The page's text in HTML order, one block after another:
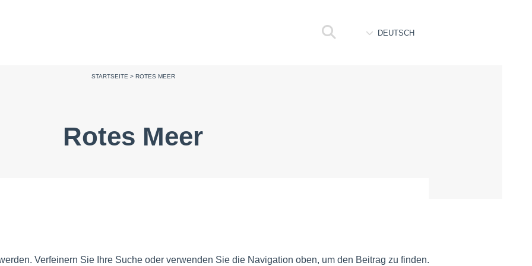
DEUTSCH
STARTSEITE > ROTES MEER
Rotes Meer
Verfeinern Sie Ihre Suche oder verwenden Sie die Navigation oben, um den Beitrag zu finden.